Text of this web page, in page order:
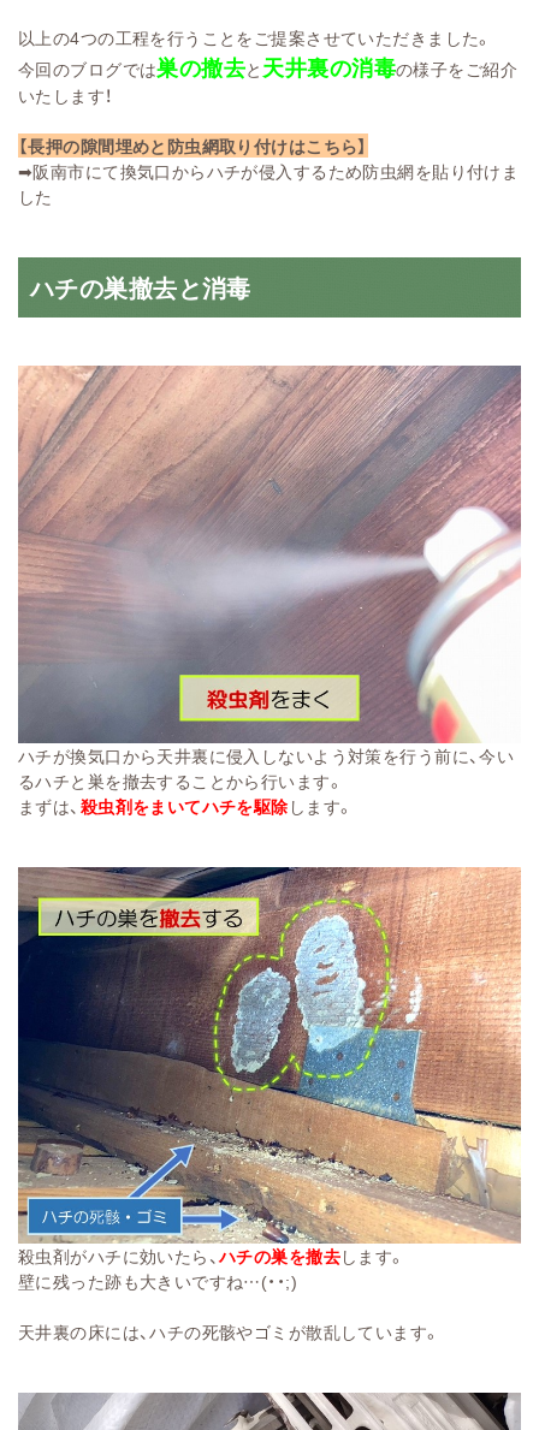
以上の4つの工程を行うことをご提案させていただきました。
今回のブログでは巣の撤去と 天井裏の消毒の様子をご紹介
いたします！
【長押の隙間埋めと防虫網取り付けはこちら】
➡阪南市にて換気口からハチが侵入するため防虫網を貼り付けま
した
ハチの巣撤去と消毒
ハチが換気口から天井裏に侵入しないよう対策を行う前に、今い
るハチと巣を撤去することから行います。
まずは、 殺虫剤をまいてハチを駆除 します。
殺虫剤がハチに効いたら、ハチの巣を撤去します。
壁に残った跡も大きいですね…(・・;)
天井裏の床には、ハチの死骸やゴミが散乱しています。